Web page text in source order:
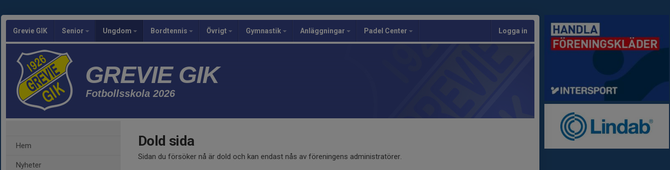
Grevie GIK Senior Ungdom Bordtennis Övrigt Gymnastik Anläggningar Padel Center Logga in
GREVIE GIK
Fotbollsskola 2026
Hem
Nyheter
Dold sida
Sidan du försöker nå är dold och kan endast nås av föreningens administratörer.